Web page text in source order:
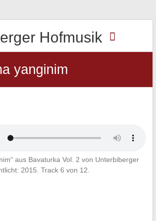
Hofmusik
yanginim
aus Bavaturka Vol. 2 von Unterbiberger
2015. Track 6 von 12.